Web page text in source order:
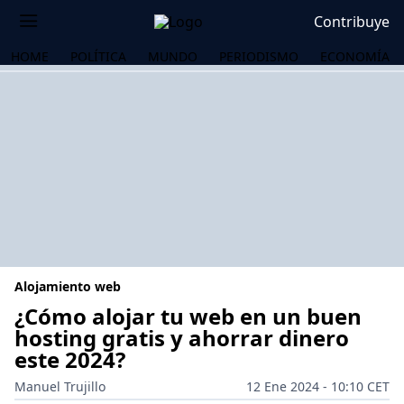
Contribuye
HOME POLÍTICA MUNDO PERIODISMO ECONOMÍA
Alojamiento web
¿Cómo alojar tu web en un buen
hosting gratis y ahorrar dinero
este 2024?
Manuel Trujillo
12 Ene 2024 - 10:10 CET